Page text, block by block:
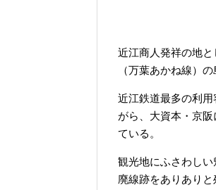
近江商人発祥の地
（万葉あかね線）
近江鉄道最多の利
がら、大資本・京
ている。
観光地にふさわし
廃線跡をありあり